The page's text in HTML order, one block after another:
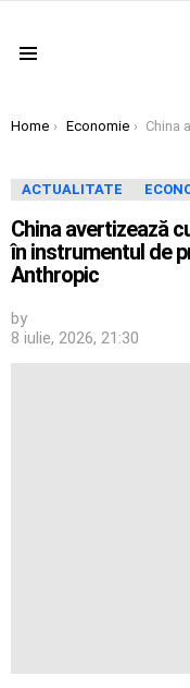
You are here:
Home Economie China avertizează cu privire la o falie de
ACTUALITATE
China avertizează
în instrumentul de
Anthropic
by
8 iulie, 2026, 21:30